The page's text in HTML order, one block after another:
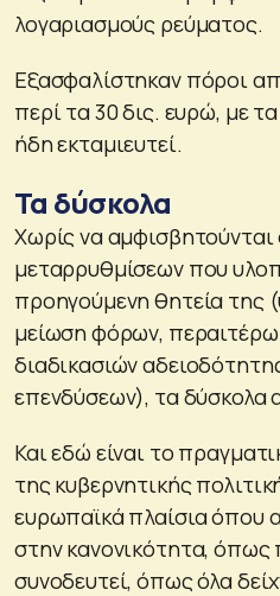
λογαριασμούς ρεύματος.
Εξασφαλίστηκαν πόροι
περί τα 30 δις. ευρώ, με
ήδη εκταμιευτεί.
Τα δύσκολα
Χωρίς να
μεταρρυθμίσεων που
προηγούμενη θητεία της
μείωση φόρων,
διαδικασιών
επενδύσεων), τα δύσκολα
Και εδώ είναι το
της κυβερνητικής
ευρωπαϊκά πλαίσια όπου
στην κανονικότητα,
συνοδευτεί, όπως όλα